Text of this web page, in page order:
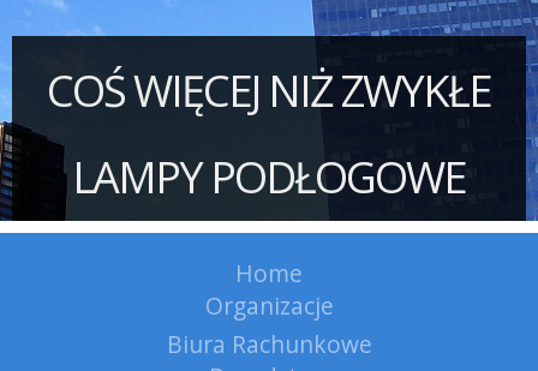
COŚ WIĘCEJ NIŻ ZWYKŁE
LAMPY PODŁOGOWE
Home
Organizacje
Biura Rachunkowe